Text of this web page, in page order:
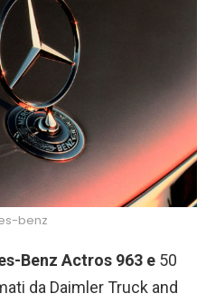
benz
Benz Actros 963 e 50
da Daimler Truck and